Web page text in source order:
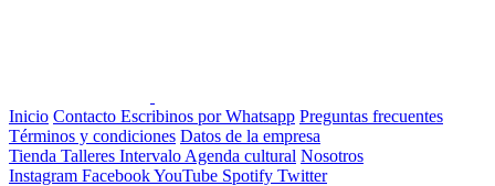
Inicio Contacto Escribinos por Whatsapp Preguntas frecuentes
Términos y condiciones Datos de la empresa
Tienda Talleres Intervalo Agenda cultural Nosotros
Instagram FacebookYouTube Spotify Twitter